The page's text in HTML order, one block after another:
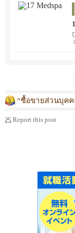
“ซื้อขายส่วนบุคค
Report this post